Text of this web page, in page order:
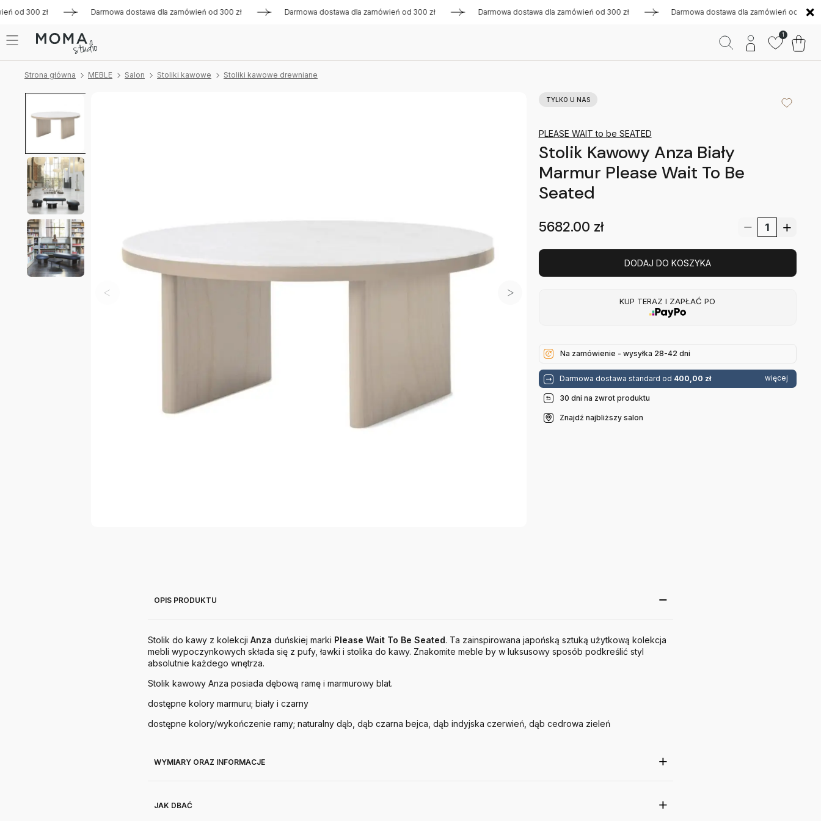
300 zł Darmowa dostawa dla zamówień od 300 zł Darmowa dostawa dla zamówień od 300 zł Darmowa dostawa dla zamówień od 300 zł Darmowa dostawa dla zamówień od 300 zł
1
Strona główna MEBLE Salon Stoliki kawowe Stoliki kawowe drewniane
TYLKO U NAS
PLEASE WAIT to be SEATED
Stolik Kawowy Anza Biały
Marmur Please Wait To Be
Seated
5682.00 zł
DODAJ DO KOSZYKA
KUP TERAZ I ZAPŁAĆ PO
Na zamówienie - wysyłka 28-42 dni
Darmowa dostawa standard od 400,00 zł więcej
30 dni na zwrot produktu
Znajdź najbliższy salon
OPIS PRODUKTU
Stolik do kawy z kolekcji Anza duńskiej marki Please Wait To Be Seated. Ta zainspirowana japońską sztuką użytkową kolekcja
mebli wypoczynkowych składa się z pufy, ławki i stolika do kawy. Znakomite meble by w luksusowy sposób podkreślić styl
absolutnie każdego wnętrza.
Stolik kawowy Anza posiada dębową ramę i marmurowy blat.
dostępne kolory marmuru; biały i czarny
dostępne kolory/wykończenie ramy; naturalny dąb, dąb czarna bejca, dąb indyjska czerwień, dąb cedrowa zieleń
WYMIARY ORAZ INFORMACJE
JAK DBAĆ